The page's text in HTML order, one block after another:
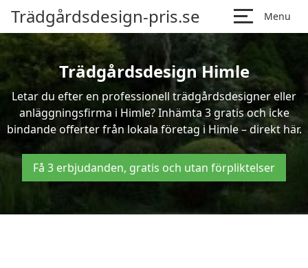
Trädgårdsdesign-pris.se Menu
Trädgårdsdesign Himle
Letar du efter en professionell trädgårdsdesigner eller
anläggningsfirma i Himle? Inhämta 3 gratis och icke
bindande offerter från lokala företag i Himle – direkt här.
Få 3 erbjudanden, gratis och utan förpliktelser